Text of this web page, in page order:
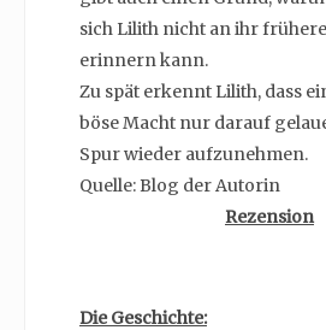
sich Lilith nicht an ihr
erinnern kann.
Zu spät erkennt Lilith, dass
böse Macht nur darauf
Spur wieder aufzunehmen.
Quelle: Blog der Autorin
Rezension
Die Geschichte: